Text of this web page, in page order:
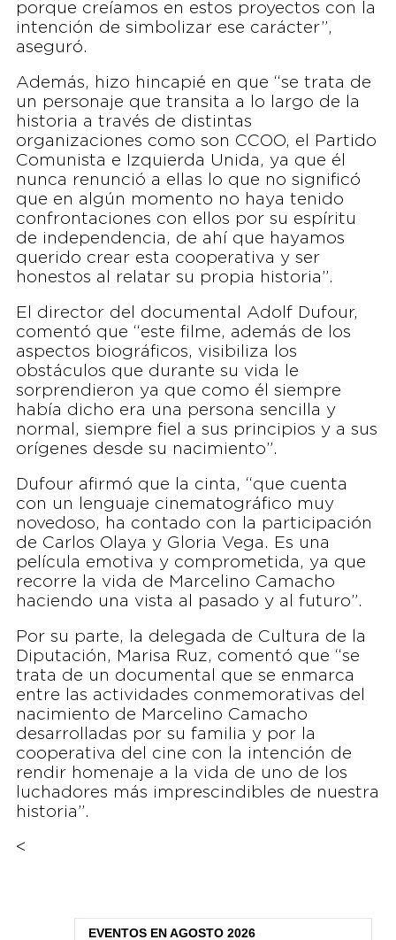
porque creíamos en estos proyectos con la
intención de simbolizar ese carácter”,
aseguró.
Además, hizo hincapié en que “se trata de
un personaje que transita a lo largo de la
historia a través de distintas
organizaciones como son CCOO, el Partido
Comunista e Izquierda Unida, ya que él
nunca renunció a ellas lo que no significó
que en algún momento no haya tenido
confrontaciones con ellos por su espíritu
de independencia, de ahí que hayamos
querido crear esta cooperativa y ser
honestos al relatar su propia historia”.
El director del documental Adolf Dufour,
comentó que “este filme, además de los
aspectos biográficos, visibiliza los
obstáculos que durante su vida le
sorprendieron ya que como él siempre
había dicho era una persona sencilla y
normal, siempre fiel a sus principios y a sus
orígenes desde su nacimiento”.
Dufour afirmó que la cinta, “que cuenta
con un lenguaje cinematográfico muy
novedoso, ha contado con la participación
de Carlos Olaya y Gloria Vega. Es una
película emotiva y comprometida, ya que
recorre la vida de Marcelino Camacho
haciendo una vista al pasado y al futuro”.
Por su parte, la delegada de Cultura de la
Diputación, Marisa Ruz, comentó que “se
trata de un documental que se enmarca
entre las actividades conmemorativas del
nacimiento de Marcelino Camacho
desarrolladas por su familia y por la
cooperativa del cine con la intención de
rendir homenaje a la vida de uno de los
luchadores más imprescindibles de nuestra
historia”.
<
EVENTOS EN AGOSTO 2026